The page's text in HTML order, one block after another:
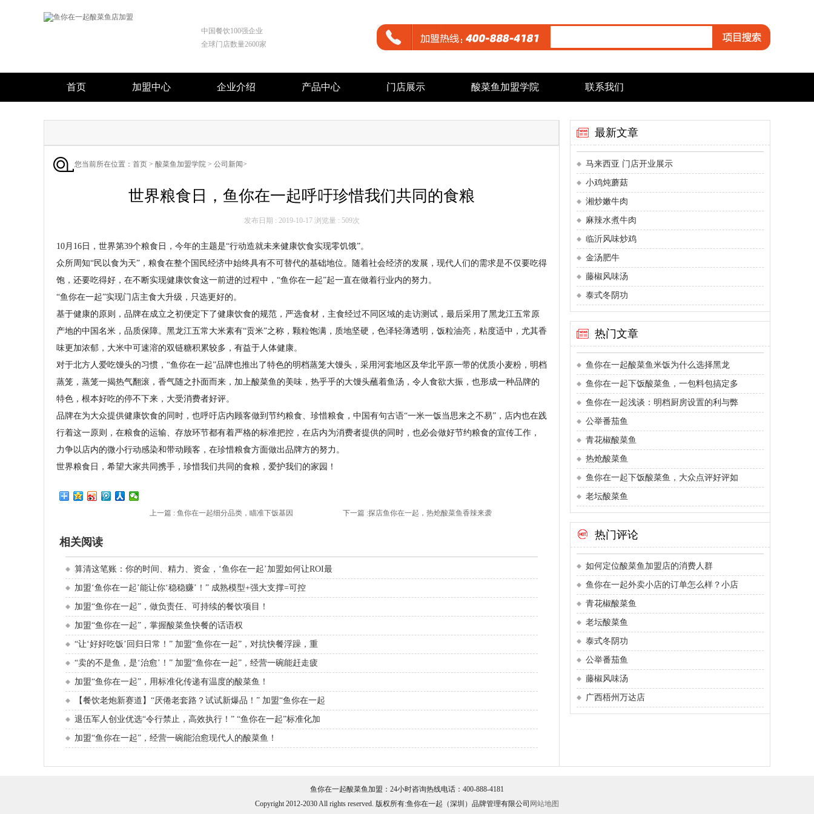
中国餐饮100强企业
全球门店数量2600家
首页 加盟中心 企业介绍 产品中心 门店展示 酸菜鱼加盟学院 联系我们
您当前所在位置： 首页 > 酸菜鱼加盟学院 > 公司新闻>
世界粮食日，鱼你在一起呼吁珍惜我们共同的食粮
发布日期 : 2019-10-17 浏览量 : 509次
10月16日，世界第39个粮食日，今年的主题是“行动造就未来健康饮食实现零饥饿”。
众所周知“民以食为天”，粮食在整个国民经济中始终具有不可替代的基础地位。随着社会经济的发展，现代人们的需求是不仅要吃得
饱，还要吃得好，在不断实现健康饮食这一前进的过程中，“鱼你在一起”起一直在做着行业内的努力。
“鱼你在一起”实现门店主食大升级，只选更好的。
基于健康的原则，品牌在成立之初便定下了健康饮食的规范，严选食材，主食经过不同区域的走访测试，最后采用了黑龙江五常原
产地的中国名米，品质保障。黑龙江五常大米素有“贡米”之称，颗粒饱满，质地坚硬，色泽轻薄透明，饭粒油亮，粘度适中，尤其香
味更加浓郁，大米中可速溶的双链糖积累较多，有益于人体健康。
对于北方人爱吃馒头的习惯，“鱼你在一起”品牌也推出了特色的明档蒸笼大馒头，采用河套地区及华北平原一带的优质小麦粉，明档
蒸笼，蒸笼一揭热气翻滚，香气随之扑面而来，加上酸菜鱼的美味，热乎乎的大馒头蘸着鱼汤，令人食欲大振，也形成一种品牌的
特色，根本好吃的停不下来，大受消费者好评。
品牌在为大众提供健康饮食的同时，也呼吁店内顾客做到节约粮食、珍惜粮食，中国有句古语“一米一饭当思来之不易”，店内也在践
行着这一原则，在粮食的运输、存放环节都有着严格的标准把控，在店内为消费者提供的同时，也必会做好节约粮食的宣传工作，
力争以店内的微小行动感染和带动顾客，在珍惜粮食方面做出品牌方的努力。
世界粮食日，希望大家共同携手，珍惜我们共同的食粮，爱护我们的家园！
上一篇 : 鱼你在一起细分品类，瞄准下饭基因 下一篇 :探店鱼你在一起，热炝酸菜鱼香辣来袭
相关阅读
算清这笔账：你的时间、精力、资金，‘鱼你在一起’加盟如何让ROI最
加盟‘鱼你在一起’能让你‘稳稳赚’！” 成熟模型+强大支撑=可控
加盟“鱼你在一起”，做负责任、可持续的餐饮项目！
加盟“鱼你在一起”，掌握酸菜鱼快餐的话语权
“让‘好好吃饭’回归日常！” 加盟“鱼你在一起”，对抗快餐浮躁，重
“卖的不是鱼，是‘治愈’！” 加盟“鱼你在一起”，经营一碗能赶走疲
加盟“鱼你在一起”，用标准化传递有温度的酸菜鱼！
【餐饮老炮新赛道】“厌倦老套路？试试新爆品！” 加盟“鱼你在一起
退伍军人创业优选“令行禁止，高效执行！” “鱼你在一起”标准化加
加盟“鱼你在一起”，经营一碗能治愈现代人的酸菜鱼！
最新文章
马来西亚 门店开业展示
小鸡炖蘑菇
湘炒嫩牛肉
麻辣水煮牛肉
临沂风味炒鸡
金汤肥牛
藤椒风味汤
泰式冬阴功
热门文章
鱼你在一起酸菜鱼米饭为什么选择黑龙
鱼你在一起下饭酸菜鱼，一包料包搞定多
鱼你在一起浅谈：明档厨房设置的利与弊
公举番茄鱼
青花椒酸菜鱼
热炝酸菜鱼
鱼你在一起下饭酸菜鱼，大众点评好评如
老坛酸菜鱼
热门评论
如何定位酸菜鱼加盟店的消费人群
鱼你在一起外卖小店的订单怎么样？小店
青花椒酸菜鱼
老坛酸菜鱼
泰式冬阴功
公举番茄鱼
藤椒风味汤
广西梧州万达店
鱼你在一起酸菜鱼加盟：24小时咨询热线电话：400-888-4181
Copyright 2012-2030 All rights reserved. 版权所有:鱼你在一起（深圳）品牌管理有限公司 网站地图